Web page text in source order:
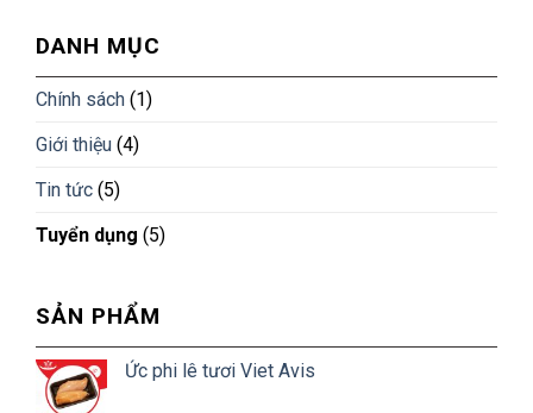
DANH MỤC
Chính sách (1)
Giới thiệu (4)
Tin tức (5)
Tuyển dụng (5)
SẢN PHẨM
Ức phi lê tươi Viet Avis